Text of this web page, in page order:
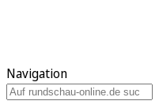
Navigation